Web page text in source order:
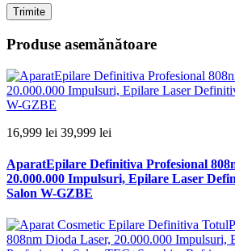
Trimite
Produse asemănătoare
16,999 lei 39,999 lei
AparatEpilare Definitiva Profesional
20.000.000 Impulsuri, Epilare Laser
Salon W-GZBE